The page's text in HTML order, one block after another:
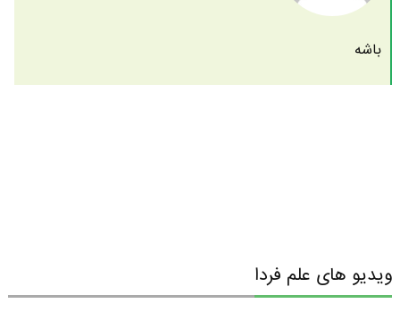
باشه
ویدیو های علم فردا